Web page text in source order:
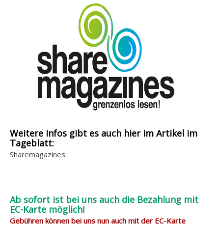
Weitere Infos gibt es auch hier im Artikel im
Tageblatt:
Sharemagazines
Ab sofort ist bei uns auch die Bezahlung mit
EC-Karte möglich!
Gebühren können bei uns nun auch mit der EC-Karte